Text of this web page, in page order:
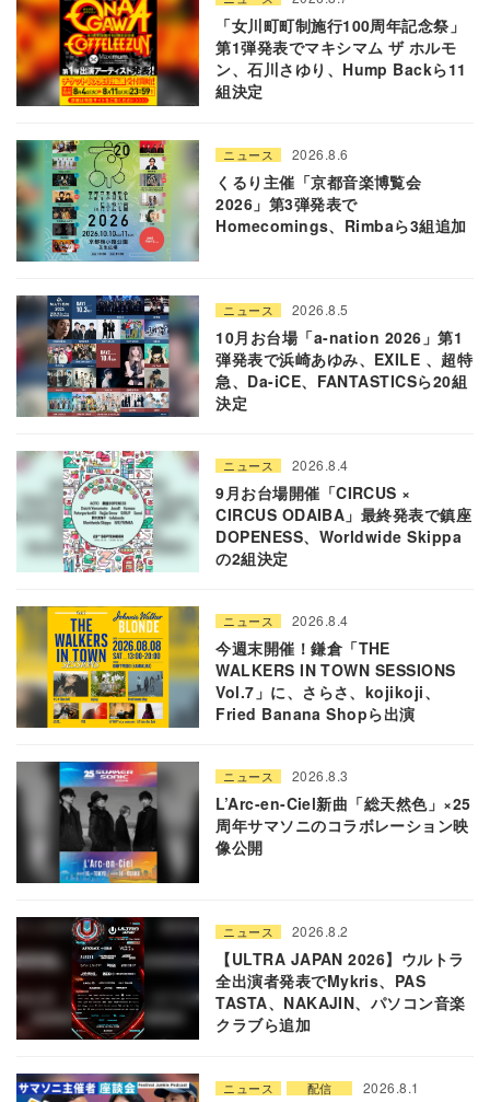
「女川町町制施行100周年記念祭」
第1弾発表でマキシマム ザ ホルモ
ン、石川さゆり、Hump Backら11
組決定
ニュース 2026.8.6
くるり主催「京都音楽博覧会
2026」第3弾発表で
Homecomings、Rimbaら3組追加
ニュース 2026.8.5
10月お台場「a-nation 2026」第1
弾発表で浜崎あゆみ、EXILE 、超特
急、Da-iCE、FANTASTICSら20組
決定
ニュース 2026.8.4
9月お台場開催「CIRCUS ×
CIRCUS ODAIBA」最終発表で鎮座
DOPENESS、Worldwide Skippa
の2組決定
ニュース 2026.8.4
今週末開催！鎌倉「THE
WALKERS IN TOWN SESSIONS
Vol.7」に、さらさ、kojikoji、
Fried Banana Shopら出演
ニュース 2026.8.3
L’Arc-en-Ciel新曲「総天然色」×25
周年サマソニのコラボレーション映
像公開
ニュース 2026.8.2
【ULTRA JAPAN 2026】ウルトラ
全出演者発表でMykris、PAS
TASTA、NAKAJIN、パソコン音楽
クラブら追加
ニュース 配信 2026.8.1